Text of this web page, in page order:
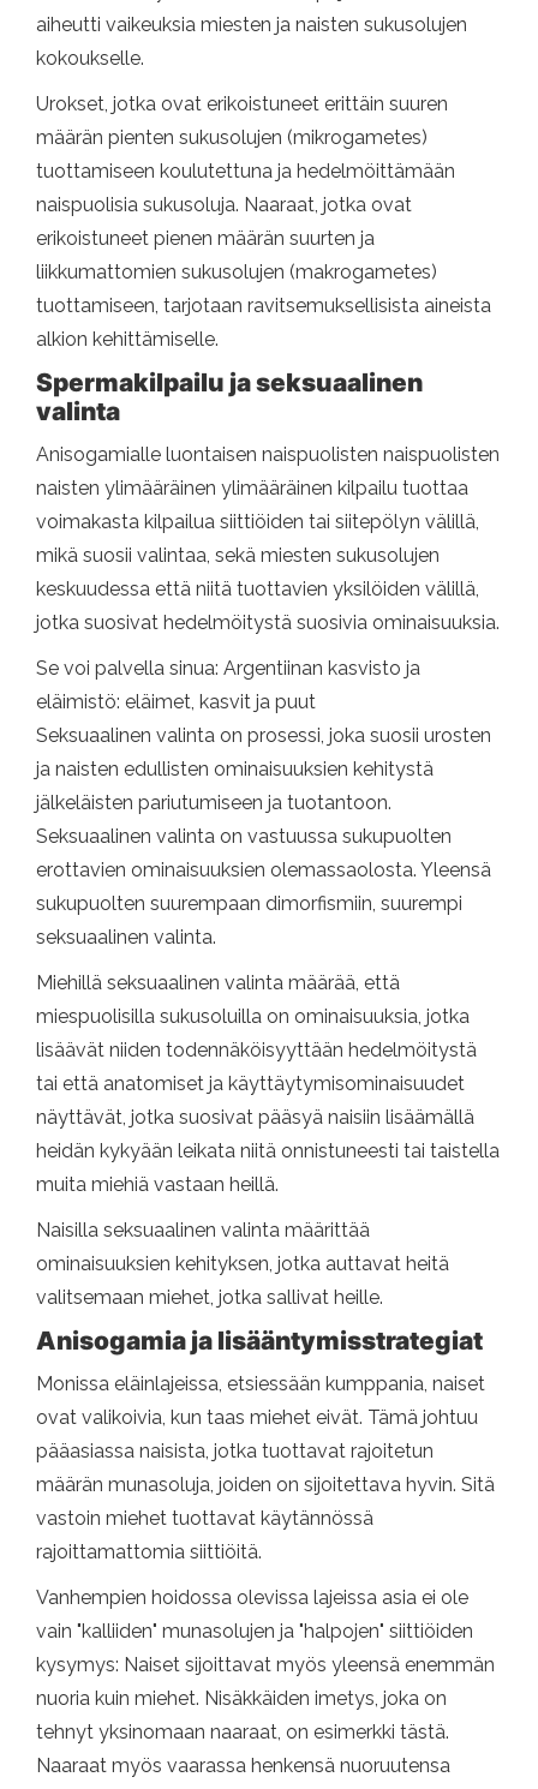
aiheutti vaikeuksia miesten ja naisten sukusolujen
kokoukselle.
Urokset, jotka ovat erikoistuneet erittäin suuren
määrän pienten sukusolujen (mikrogametes)
tuottamiseen koulutettuna ja hedelmöittämään
naispuolisia sukusoluja. Naaraat, jotka ovat
erikoistuneet pienen määrän suurten ja
liikkumattomien sukusolujen (makrogametes)
tuottamiseen, tarjotaan ravitsemuksellisista aineista
alkion kehittämiselle.
Spermakilpailu ja seksuaalinen
valinta
Anisogamialle luontaisen naispuolisten naispuolisten
naisten ylimääräinen ylimääräinen kilpailu tuottaa
voimakasta kilpailua siittiöiden tai siitepölyn välillä,
mikä suosii valintaa, sekä miesten sukusolujen
keskuudessa että niitä tuottavien yksilöiden välillä,
jotka suosivat hedelmöitystä suosivia ominaisuuksia.
Se voi palvella sinua: Argentiinan kasvisto ja
eläimistö: eläimet, kasvit ja puut
Seksuaalinen valinta on prosessi, joka suosii urosten
ja naisten edullisten ominaisuuksien kehitystä
jälkeläisten pariutumiseen ja tuotantoon.
Seksuaalinen valinta on vastuussa sukupuolten
erottavien ominaisuuksien olemassaolosta. Yleensä
sukupuolten suurempaan dimorfismiin, suurempi
seksuaalinen valinta.
Miehillä seksuaalinen valinta määrää, että
miespuolisilla sukusoluilla on ominaisuuksia, jotka
lisäävät niiden todennäköisyyttään hedelmöitystä
tai että anatomiset ja käyttäytymisominaisuudet
näyttävät, jotka suosivat pääsyä naisiin lisäämällä
heidän kykyään leikata niitä onnistuneesti tai taistella
muita miehiä vastaan ​​heillä.
Naisilla seksuaalinen valinta määrittää
ominaisuuksien kehityksen, jotka auttavat heitä
valitsemaan miehet, jotka sallivat heille.
Anisogamia ja lisääntymisstrategiat
Monissa eläinlajeissa, etsiessään kumppania, naiset
ovat valikoivia, kun taas miehet eivät. Tämä johtuu
pääasiassa naisista, jotka tuottavat rajoitetun
määrän munasoluja, joiden on sijoitettava hyvin. Sitä
vastoin miehet tuottavat käytännössä
rajoittamattomia siittiöitä.
Vanhempien hoidossa olevissa lajeissa asia ei ole
vain "kalliiden" munasolujen ja "halpojen" siittiöiden
kysymys: Naiset sijoittavat myös yleensä enemmän
nuoria kuin miehet. Nisäkkäiden imetys, joka on
tehnyt yksinomaan naaraat, on esimerkki tästä.
Naaraat myös vaarassa henkensä nuoruutensa